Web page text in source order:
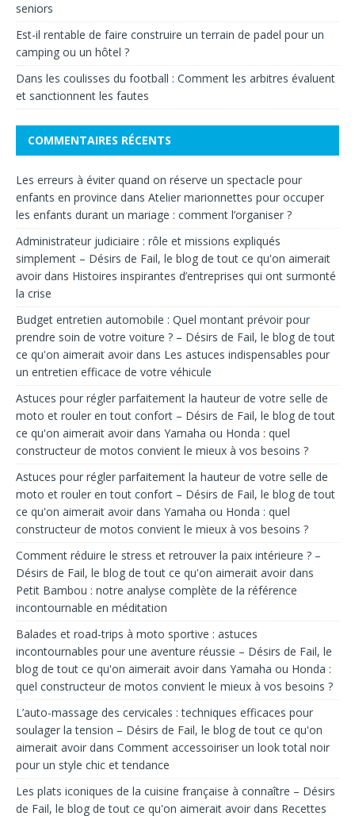
seniors
Est-il rentable de faire construire un terrain de padel pour un
camping ou un hôtel ?
Dans les coulisses du football : Comment les arbitres évaluent
et sanctionnent les fautes
COMMENTAIRES RÉCENTS
Les erreurs à éviter quand on réserve un spectacle pour
enfants en province dans Atelier marionnettes pour occuper
les enfants durant un mariage : comment l’organiser ?
Administrateur judiciaire : rôle et missions expliqués
simplement – Désirs de Fail, le blog de tout ce qu'on aimerait
avoir dans Histoires inspirantes d’entreprises qui ont surmonté
la crise
Budget entretien automobile : Quel montant prévoir pour
prendre soin de votre voiture ? – Désirs de Fail, le blog de tout
ce qu'on aimerait avoir dans Les astuces indispensables pour
un entretien efficace de votre véhicule
Astuces pour régler parfaitement la hauteur de votre selle de
moto et rouler en tout confort – Désirs de Fail, le blog de tout
ce qu'on aimerait avoir dans Yamaha ou Honda : quel
constructeur de motos convient le mieux à vos besoins ?
Astuces pour régler parfaitement la hauteur de votre selle de
moto et rouler en tout confort – Désirs de Fail, le blog de tout
ce qu'on aimerait avoir dans Yamaha ou Honda : quel
constructeur de motos convient le mieux à vos besoins ?
Comment réduire le stress et retrouver la paix intérieure ? –
Désirs de Fail, le blog de tout ce qu'on aimerait avoir dans
Petit Bambou : notre analyse complète de la référence
incontournable en méditation
Balades et road-trips à moto sportive : astuces
incontournables pour une aventure réussie – Désirs de Fail, le
blog de tout ce qu'on aimerait avoir dans Yamaha ou Honda :
quel constructeur de motos convient le mieux à vos besoins ?
L’auto-massage des cervicales : techniques efficaces pour
soulager la tension – Désirs de Fail, le blog de tout ce qu'on
aimerait avoir dans Comment accessoiriser un look total noir
pour un style chic et tendance
Les plats iconiques de la cuisine française à connaître – Désirs
de Fail, le blog de tout ce qu'on aimerait avoir dans Recettes